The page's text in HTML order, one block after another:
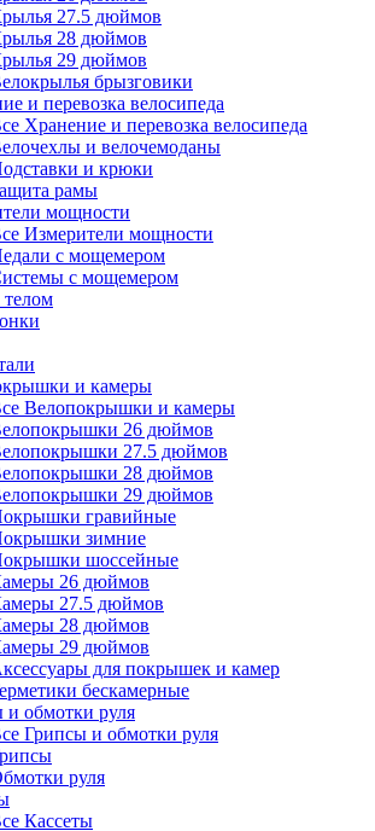
27.5 дюймов
28 дюймов
29 дюймов
брызговики
и перевозка велосипеда
Хранение и перевозка велосипеда
и велочемоданы
и крюки
рамы
мощности
Измерители мощности
с мощемером
с мощемером
телом
и камеры
Велопокрышки и камеры
26 дюймов
27.5 дюймов
28 дюймов
29 дюймов
гравийные
зимние
шоссейные
26 дюймов
27.5 дюймов
28 дюймов
29 дюймов
для покрышек и камер
бескамерные
и обмотки руля
Грипсы и обмотки руля
руля
Кассеты